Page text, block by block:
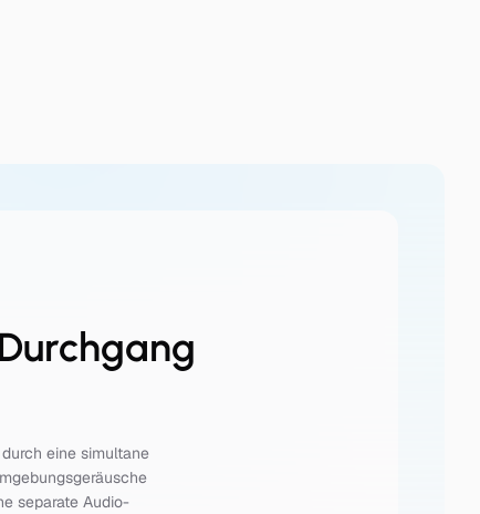
eine simultane
separate Audio-